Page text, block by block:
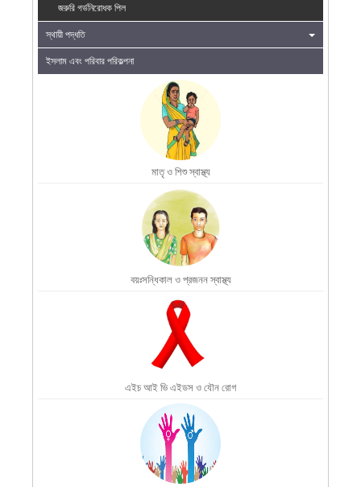
জরুরি গর্ভনিরোধক পিল
স্থায়ী পদ্ধতি
ইসলাম এবং পরিবার পরিকল্পনা
মাতৃ ও শিশু স্বাস্থ্য
বয়ঃসন্ধিকাল ও প্রজনন স্বাস্থ্য
এইচ আই ভি এইডস ও যৌন রোগ